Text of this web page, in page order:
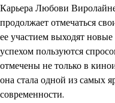
Карьера Любови
продолжает отмечаться
ее участием выходят
успехом пользуются
отмечены не только в
она стала одной из самых
современности.